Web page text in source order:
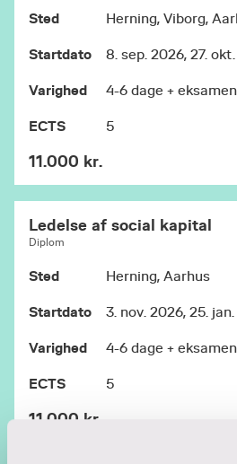
Sted Herning, Viborg,
Startdato 8. sep. 2026, 27.
Varighed 4-6 dage + eksamen
ECTS 5
11.000 kr.
Ledelse af social kapital
Diplom
Sted Herning, Aarhus
Startdato 3. nov. 2026, 25.
Varighed 4-6 dage + eksamen
ECTS 5
11.000 kr.